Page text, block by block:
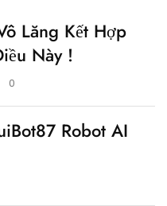
Lăng Kết Hợp
Này !
0
Robot AI